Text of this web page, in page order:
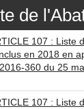
de
107 : Liste
en 2018 en
360 du 25
107 : Liste